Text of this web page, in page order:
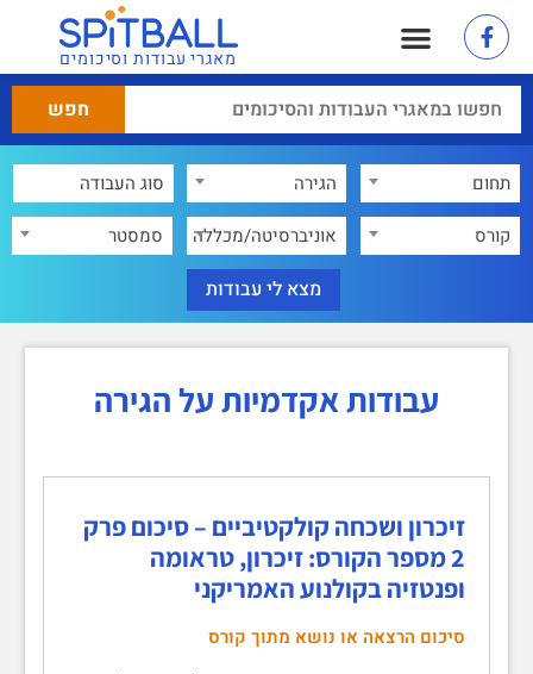
מאגרי עבודות וסיכומים
תחום
הגירה
קורס
אוניברסיטה/מכללה סמסטר
עבודות אקדמיות על הגירה
זיכרון ושכחה קולקטיביים – סיכום פרק
2 מספר הקורס: זיכרון, טראומה
ופנטזיה בקולנוע האמריקני
סיכום הרצאה או נושא מתוך קורס